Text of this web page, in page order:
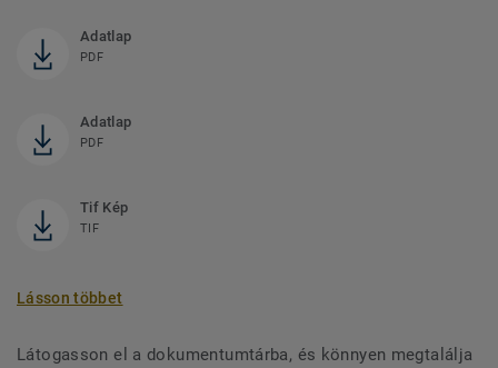
Adatlap
PDF
Adatlap
PDF
Tif Kép
TIF
Lásson többet
Látogasson el a dokumentumtárba, és könnyen megtalálja